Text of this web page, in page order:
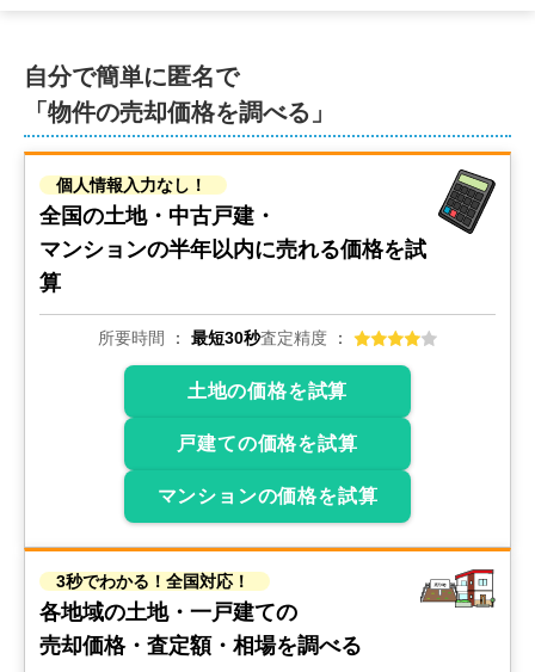
状態:その他 土地面積:
1,900万円 2023年5月
愛知県長久手市岩作三ケ峯
状態:
1,200万円
愛知県瀬戸市若宮町三丁目
土地面積:132
1,200 2023年4月
愛知県あま市西今宿
自分で簡単に匿名で
「物件の売却価格を調べる」
個人情報入力なし！
全国の土地・中古戸建・
マンションの半年以内に売れる価格を試
算
所要時間 最短30秒査定精度
土地の価格を試算
戸建ての価格を試算
マンションの価格を試算
3秒でわかる！全国対応！
各地域の土地・一戸建ての
売却価格・査定額・相場を調べる